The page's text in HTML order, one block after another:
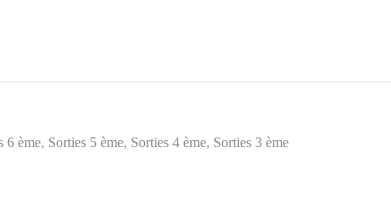
6 ème Sorties 5 ème Sorties 4 ème Sorties 3 ème